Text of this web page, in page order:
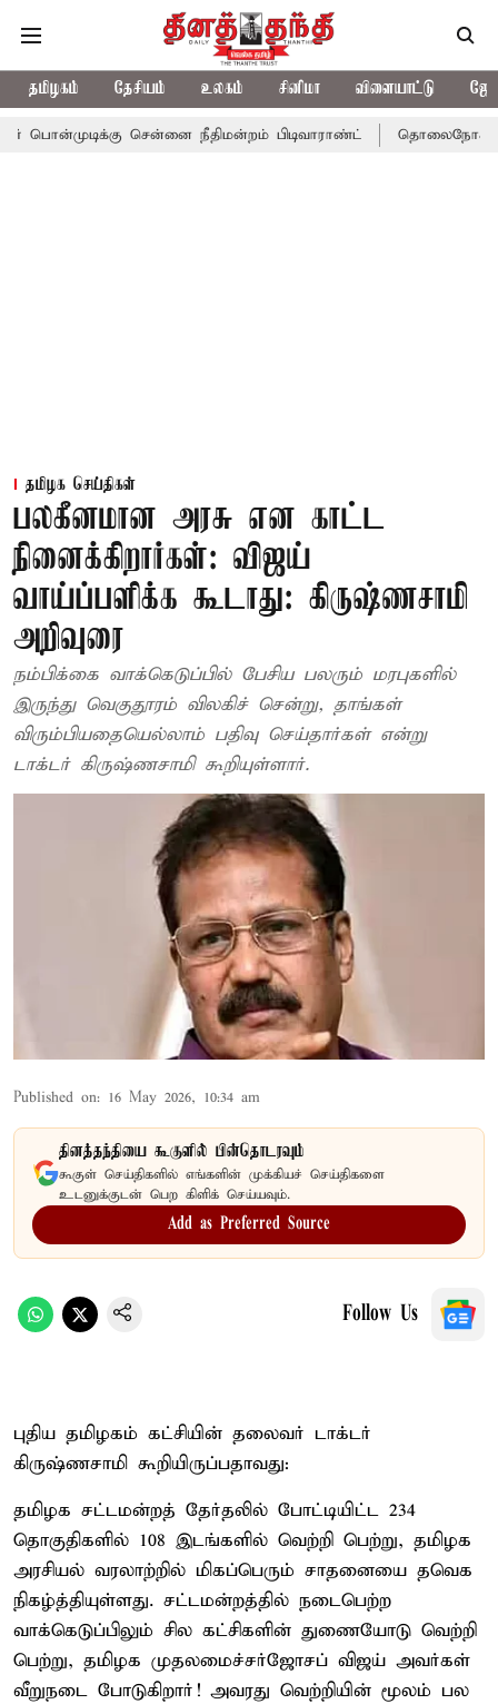
தமிழகம் தேசியம் உலகம் சினிமா விளையாட்டு
சென்னை நீதிமன்றம் பிடிவாராண்ட் தொலைநோக்கு
தமிழக செய்திகள்
பலகீனமான அரசு என காட்ட
நினைக்கிறார்கள்: விஜய்
வாய்ப்பளிக்க கூடாது: கிருஷ்ணசாமி
அறிவுரை
நம்பிக்கை வாக்கெடுப்பில் பேசிய பலரும் மரபுகளில்
இருந்து வெகுதூரம் விலகிச் சென்று, தாங்கள்
விரும்பியதையெல்லாம் பதிவு செய்தார்கள் என்று
டாக்டர் கிருஷ்ணசாமி கூறியுள்ளார்.
Published on: 16 May 2026, 10:34 am
தினத்தந்தியை கூகுளில் பின்தொடரவும்
கூகுள் செய்திகளில் எங்களின் முக்கியச் செய்திகளை
உடனுக்குடன் பெற கிளிக் செய்யவும்.
Add as Preferred Source
Follow Us
புதிய தமிழகம் கட்சியின் தலைவர் டாக்டர்
கிருஷ்ணசாமி கூறியிருப்பதாவது:
தமிழக சட்டமன்றத் தேர்தலில் போட்டியிட்ட 234
தொகுதிகளில் 108 இடங்களில் வெற்றி பெற்று, தமிழக
அரசியல் வரலாற்றில் மிகப்பெரும் சாதனையை தவெக
நிகழ்த்தியுள்ளது. சட்டமன்றத்தில் நடைபெற்ற
வாக்கெடுப்பிலும் சில கட்சிகளின் துணையோடு வெற்றி
பெற்று, தமிழக முதலமைச்சர்ஜோசப் விஜய் அவர்கள்
வீறுநடை போடுகிறார்! அவரது வெற்றியின் மூலம் பல